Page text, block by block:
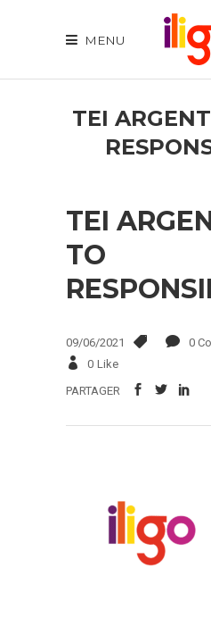
MENU
TEI
TEI
TO
09/06/2021
0
0 Like
PARTAGER